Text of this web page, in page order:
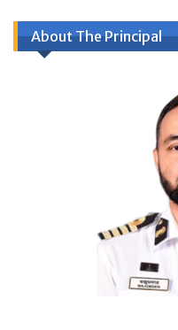
About The Principal